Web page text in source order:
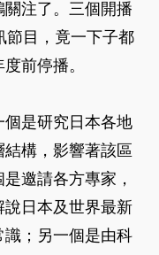
注了。三個開播
節目，竟一下子都
前停播。
個是研究日本各地
構，影響著該區
邀請各方專家，
說日本及世界最新
識；另一個是由科